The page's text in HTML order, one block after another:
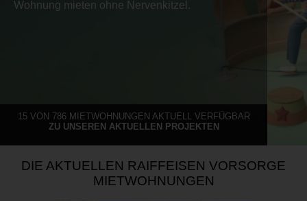
Wohnung mieten ohne Nervenkitzel.
15 VON 786 MIETWOHNUNGEN AKTUELL VERFÜGBAR
ZU UNSEREN AKTUELLEN PROJEKTEN
DIE AKTUELLEN RAIFFEISEN VORSORGE
MIETWOHNUNGEN